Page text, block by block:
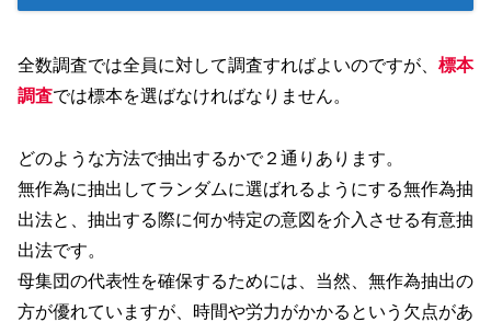
全数調査では全員に対して調査すればよいのですが、 標本
調査では標本を選ばなければなりません。
どのような方法で抽出するかで２通りあります。
無作為に抽出してランダムに選ばれるようにする無作為抽
出法と、抽出する際に何か特定の意図を介入させる有意抽
出法です。
母集団の代表性を確保するためには、当然、無作為抽出の
方が優れていますが、時間や労力がかかるという欠点があ